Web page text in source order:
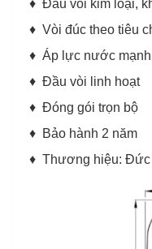
♦ Đầu vòi kim loại,
♦ Vòi đúc theo tiêu
♦ Áp lực nước
♦ Đầu vòi linh hoạt
♦ Đóng gói trọn bộ
♦ Bảo hành 2 năm
♦ Thương hiệu: Đức